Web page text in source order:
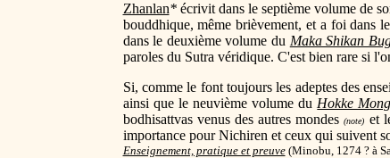
Zhanlan*écrivit dans le septième volume de
bouddhique, même brièvement, et a foi dans
dans le deuxième volume du Maka Shikan
paroles du Sutra véridique. C'est bien rare si
Si, comme le font toujours les adeptes des
ainsi que le neuvième volume du Hokke
bodhisattvas venus des autres mondes (note) et
importance pour Nichiren et ceux qui suivent
Enseignement, pratique et preuve(Minobu, 1274 ? à